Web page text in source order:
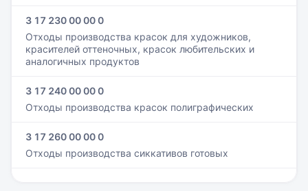
3 17 230 00 00 0
Отходы производства красок для художников,
красителей оттеночных, красок любительских и
аналогичных продуктов
3 17 240 00 00 0
Отходы производства красок полиграфических
3 17 260 00 00 0
Отходы производства сиккативов готовых